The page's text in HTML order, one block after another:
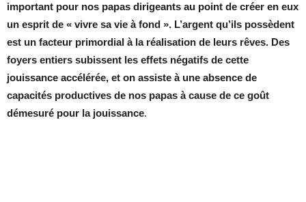
important pour nos papas dirigeants au point de créer en eux
un esprit de « vivre sa vie à fond ». L’argent qu’ils possèdent
est un facteur primordial à la réalisation de leurs rêves. Des
foyers entiers subissent les effets négatifs de cette
jouissance accélérée, et on assiste à une absence de
capacités productives de nos papas à cause de ce goût
démesuré pour la jouissance.